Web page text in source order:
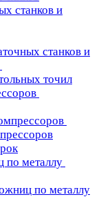
станков и
станков и
точил
по металлу
по металлу